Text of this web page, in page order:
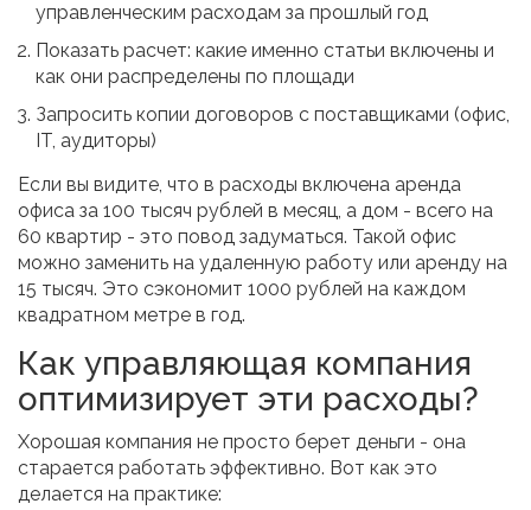
управленческим расходам за прошлый год
Показать расчет: какие именно статьи включены и
как они распределены по площади
Запросить копии договоров с поставщиками (офис,
IT, аудиторы)
Если вы видите, что в расходы включена аренда
офиса за 100 тысяч рублей в месяц, а дом - всего на
60 квартир - это повод задуматься. Такой офис
можно заменить на удаленную работу или аренду на
15 тысяч. Это сэкономит 1000 рублей на каждом
квадратном метре в год.
Как управляющая компания
оптимизирует эти расходы?
Хорошая компания не просто берет деньги - она
старается работать эффективно. Вот как это
делается на практике: